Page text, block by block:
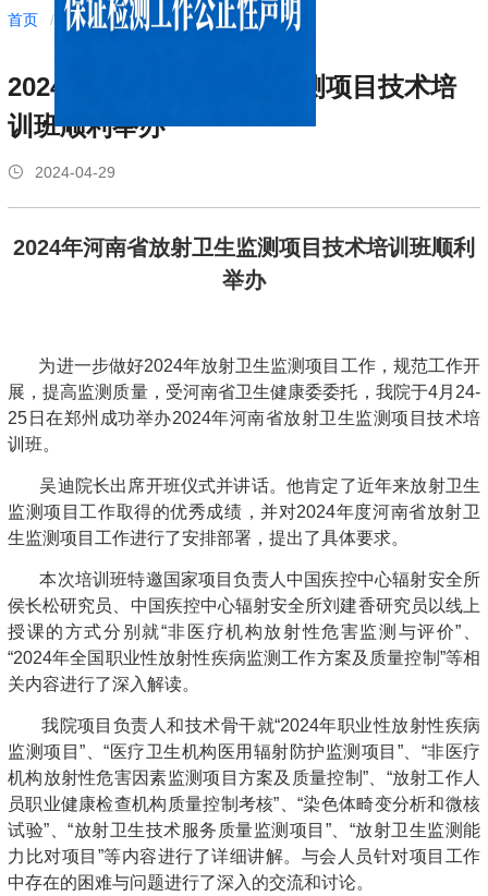
导
痕
迹
首页 / 工作动态 / 学术活动
2024年河南省放射卫生监测项目技术培
训班顺利举办
2024-04-29
2024年河南省放射卫生监测项目技术培训班顺利
举办
为进一步做好2024年放射卫生监测项目工作，规范工作开
展，提高监测质量，受河南省卫生健康委委托，我院于4月24-
25日在郑州成功举办2024年河南省放射卫生监测项目技术培
训班。
吴迪院长出席开班仪式并讲话。他肯定了近年来放射卫生
监测项目工作取得的优秀成绩，并对2024年度河南省放射卫
生监测项目工作进行了安排部署，提出了具体要求。
本次培训班特邀国家项目负责人中国疾控中心辐射安全所
侯长松研究员、中国疾控中心辐射安全所刘建香研究员以线上
授课的方式分别就“非医疗机构放射性危害监测与评价”、
“2024年全国职业性放射性疾病监测工作方案及质量控制”等相
关内容进行了深入解读。
我院项目负责人和技术骨干就“2024年职业性放射性疾病
监测项目”、“医疗卫生机构医用辐射防护监测项目”、“非医疗
机构放射性危害因素监测项目方案及质量控制”、“放射工作人
员职业健康检查机构质量控制考核”、“染色体畸变分析和微核
试验”、“放射卫生技术服务质量监测项目”、“放射卫生监测能
力比对项目”等内容进行了详细讲解。与会人员针对项目工作
中存在的困难与问题进行了深入的交流和讨论。